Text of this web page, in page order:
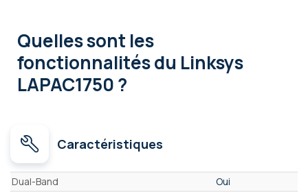
Quelles sont les
fonctionnalitésdu Linksys
LAPAC1750 ?
Caractéristiques
Caractéristiques
Dual-Band
Oui